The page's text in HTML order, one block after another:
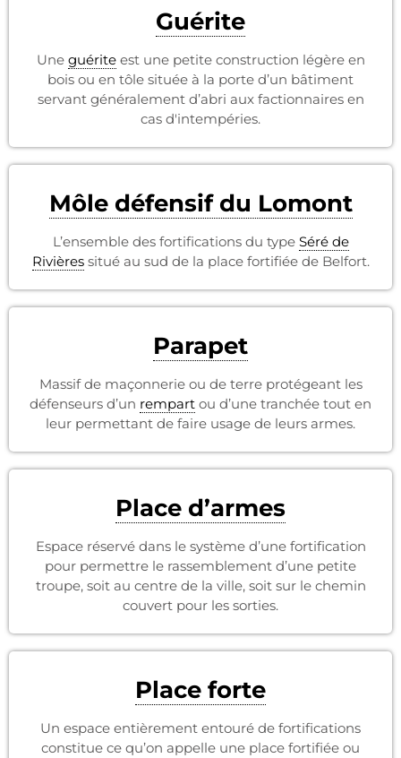
Guérite
Une guériteest une petite construction légère en
bois ou en tôle située à la porte d’un bâtiment
servant généralement d’abri aux factionnaires en
cas d'intempéries.
Môle défensif du Lomont
L’ensemble des fortifications du type Séré de
Rivièressitué au sud de la place fortifiée de Belfort.
Parapet
Massif de maçonnerie ou de terre protégeant les
défenseurs d’un rempart ou d’une tranchée tout en
leur permettant de faire usage de leurs armes.
Place d’armes
Espace réservé dans le système d’une fortification
pour permettre le rassemblement d’une petite
troupe, soit au centre de la ville, soit sur le chemin
couvert pour les sorties.
Place forte
Un espace entièrement entouré de fortifications
constitue ce qu’on appelle une place fortifiée ou